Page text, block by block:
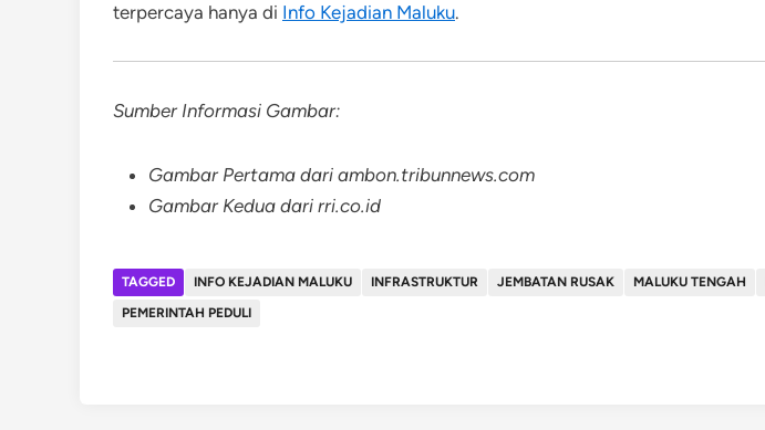
terpercaya hanya di Info Kejadian Maluku.
Sumber Informasi Gambar:
Gambar Pertama dari ambon.tribunnews.com
Gambar Kedua dari rri.co.id
TAGGED INFO KEJADIAN MALUKU INFRASTRUKTUR JEMBATAN RUSAK MALUKU TENGAH
PEMERINTAH PEDULI